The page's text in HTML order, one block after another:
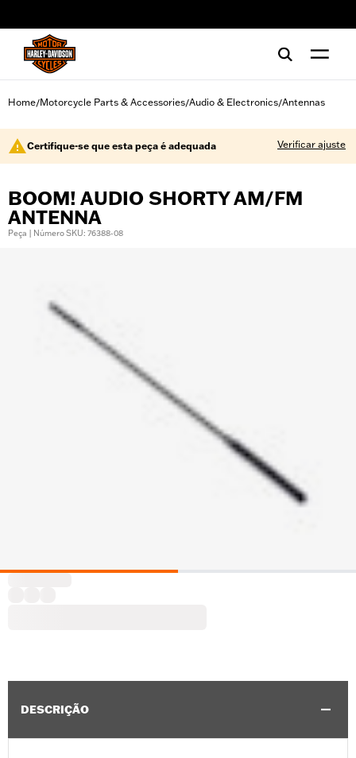
Home/Motorcycle Parts & Accessories/Audio & Electronics/Antennas
Certifique-se que esta peça é adequada Verificar ajuste
BOOM! AUDIO SHORTY AM/FM
ANTENNA
Peça | Número SKU: 76388-08
DESCRIÇÃO